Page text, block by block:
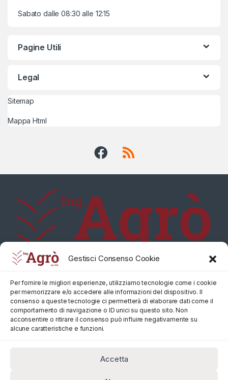
Gestisci Consenso Cookie
Per fornire le migliori esperienze, utilizziamo tecnologie come i cookie
per memorizzare e/o accedere alle informazioni del dispositivo. Il
consenso a queste tecnologie ci permetterà di elaborare dati come il
comportamento di navigazione o ID unici su questo sito. Non
acconsentire o ritirare il consenso può influire negativamente su
alcune caratteristiche e funzioni.
Accetta
Sabato dalle 08:30 alle 12:15
Pagine Utili
Legal
Sitemap
Mappa Html